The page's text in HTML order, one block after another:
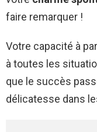
faire remarquer !
Votre capacité à
à toutes les
que le succès
délicatesse dans